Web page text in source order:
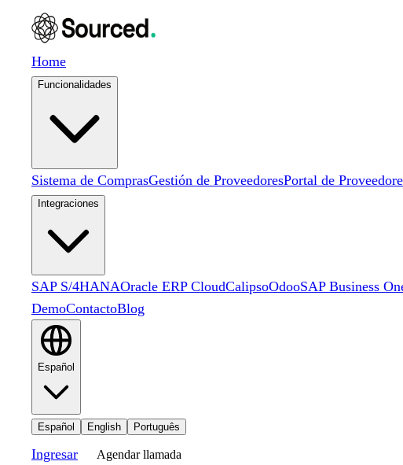
Home
Funcionalidades
Sistema de ComprasGestión de ProveedoresPortal de
Integraciones
SAP S/4HANAOracle ERP CloudCalipsoOdooSAP Business
DemoContactoBlog
Español
Español English Português
Ingresar Agendar llamada